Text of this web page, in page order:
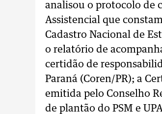
analisou o protocolo de
Assistencial que
Cadastro Nacional de
o relatório de
certidão de
Paraná (Coren/PR); a
emitida pelo Conselho
de plantão do PSM e